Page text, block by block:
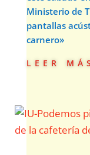
Ministerio de
pantallas
carnero»
leer